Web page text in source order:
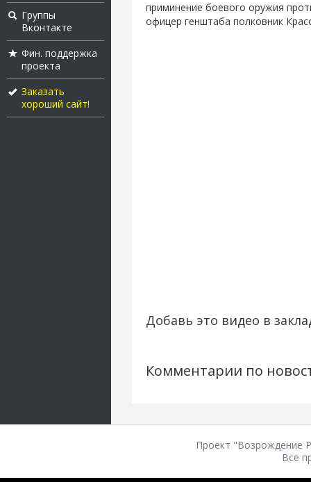
Группы
Вконтакте
Фин. поддержка
проекта
Заказать
хороший сайт!
приминение боевого оружия
офицер генштаба полковник
Добавь это видео в
Комментарии по
Проект "Возрождение
Все